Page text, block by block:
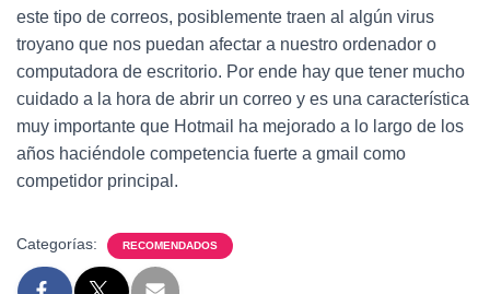
este tipo de correos, posiblemente traen al algún virus
troyano que nos puedan afectar a nuestro ordenador o
computadora de escritorio. Por ende hay que tener mucho
cuidado a la hora de abrir un correo y es una característica
muy importante que Hotmail ha mejorado a lo largo de los
años haciéndole competencia fuerte a gmail como
competidor principal.
Categorías: RECOMENDADOS